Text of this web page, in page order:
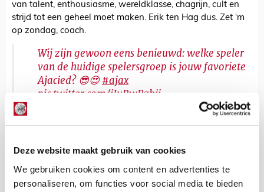
Deze website maakt gebruik van cookies
We gebruiken cookies om content en advertenties te
personaliseren, om functies voor social media te bieden
van talent, enthousiasme, wereldklasse, chagrijn, cult en
strijd tot een geheel moet maken. Erik ten Hag dus. Zet ‘m
op zondag, coach.
Wij zijn gewoon eens benieuwd: welke speler
van de huidige spelersgroep is jouw favoriete
Ajacied? 😎😍 #ajax
pic.twitter.com/iJuBwRzbjj
March 25, 2019
Nicky Samsom
Bekijk alle berichten van Nicky Samsom